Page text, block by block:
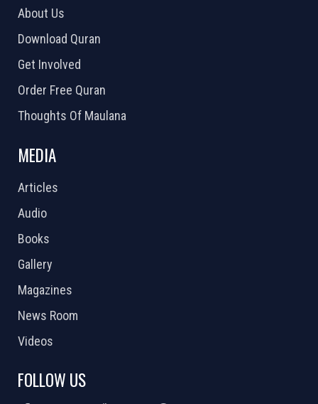
About Us
Download Quran
Get Involved
Order Free Quran
Thoughts Of Maulana
MEDIA
Articles
Audio
Books
Gallery
Magazines
News Room
Videos
FOLLOW US